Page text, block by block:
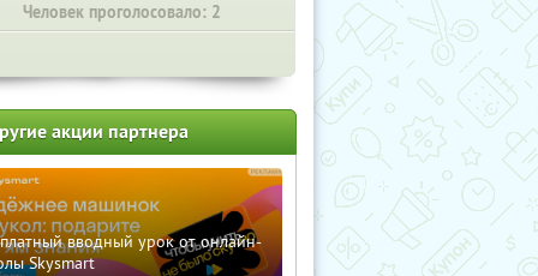
Человек проголосовало: 2
акции партнера
вводный урок от онлайн-
Skysmart